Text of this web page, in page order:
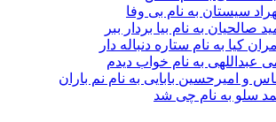
سیستان به نام بی وفا
صالحیان به نام بیا بردار ببر
کیا به نام ستاره دنباله دار
عبداللهی به نام خواب دیدم
و امیرحسین بابایی به نام نم باران
سلو به نام چی شد